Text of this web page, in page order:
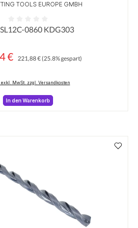
TOOLS EUROPE GMBH
von 0 von 5 Sternen
0860 KDG303
€ 221,88 €(25.8% gespart)
exkl. MwSt. zzgl. Versandkosten
In den Warenkorb